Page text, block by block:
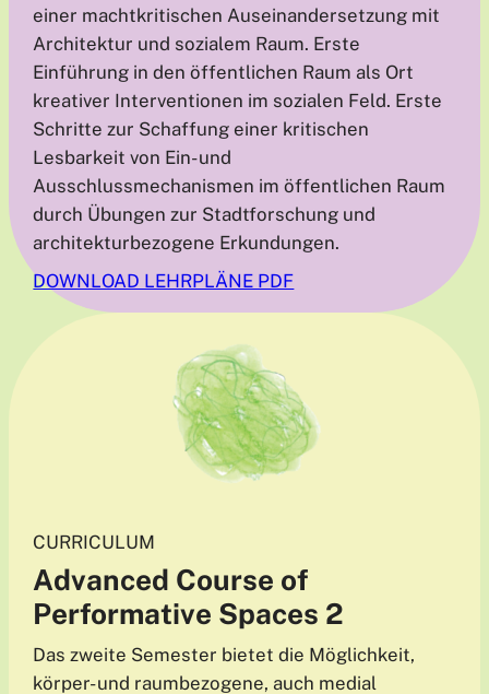
einer machtkritischen Auseinandersetzung mit
Architektur und sozialem Raum. Erste
Einführung in den öffentlichen Raum als Ort
kreativer Interventionen im sozialen Feld. Erste
Schritte zur Schaffung einer kritischen
Lesbarkeit von Ein- und
Ausschlussmechanismen im öffentlichen Raum
durch Übungen zur Stadtforschung und
architekturbezogene Erkundungen.
DOWNLOAD LEHRPLÄNE PDF
CURRICULUM
Advanced Course of
Performative Spaces 2
Das zweite Semester bietet die Möglichkeit,
körper- und raumbezogene, auch medial